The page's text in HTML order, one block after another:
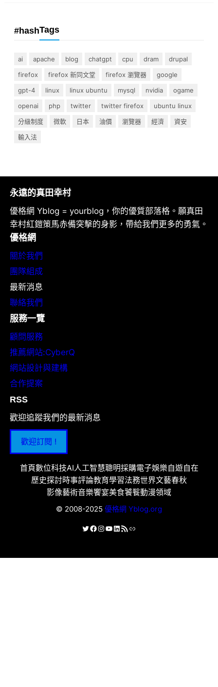
#hashTags
ai apache blog chatgpt cpu dram
drupal
firefox
firefox 新同文堂 firefox 瀏覽器
google
gpt-4
linux linux ubuntu mysql nvidia
ogame
openai
php twitter twitter firefox
ubuntu linux
分級制度
微軟 日本 油價 瀏覽器 經濟
資安
輸入法
永遠的真田幸村
優格網 Yblog = yourblog，你的優質部落格。願真田
幸村紅鎧策馬赤備突擊的身影，帶給我們更多的勇氣。
優格網
關於我們
團隊組成
最新消息
聯絡我們
服務一覽
顧問服務
推薦網站:CyberQ
網站設計與建構
合作提案
RSS
歡迎追蹤我們的最新消息
歡迎訂閱 !
首頁數位科技AI人工智慧聰明採購電子娛樂自遊自在
歷史探討時事評論教育學習法務世界文藝春秋
影像藝術音樂饗宴美食饕餮動漫領域
© 2008-2025 優格網 Yblog.org
X Facebook
Instagram
YouTube
LinkedIn
RSS 資訊提供連結